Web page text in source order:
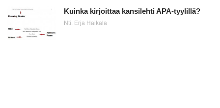
Kuinka kirjoittaa kansilehti APA-tyylillä?
Nti. Erja Haikala